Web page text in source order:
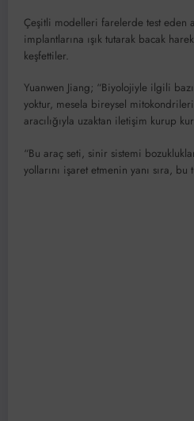
Çeşitli modelleri farelerde test eden
implantlarına ışık tutarak bacak
keşfettiler.
Yuanwen Jiang; “Biyolojiyle ilgili
yoktur, mesela bireysel
aracılığıyla uzaktan iletişim kurup
“Bu araç seti, sinir sistemi
yollarını işaret etmenin yanı sıra,